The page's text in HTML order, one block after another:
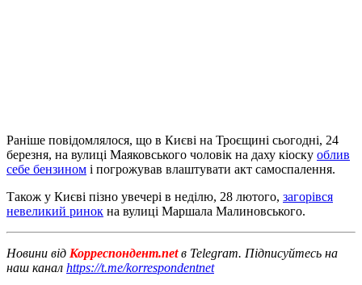
Раніше повідомлялося, що в Києві на Троєщині сьогодні, 24
березня, на вулиці Маяковського чоловік на даху кіоску облив
себе бензином і погрожував влаштувати акт самоспалення.
Також у Києві пізно увечері в неділю, 28 лютого, загорівся
невеликий ринок на вулиці Маршала Малиновського.
Новини від Корреспондент.netв Telegram. Підписуйтесь на
наш канал https://t.me/korrespondentnet